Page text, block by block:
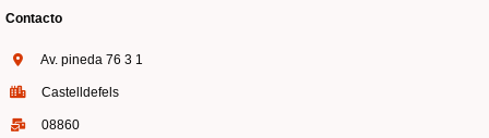
Contacto
Av. pineda 76 3 1
Castelldefels
08860